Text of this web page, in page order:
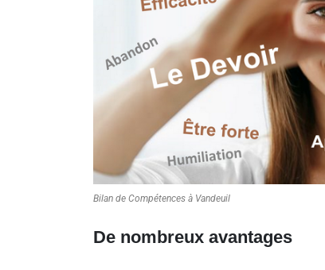
Bilan de Compétences à Vandeuil
De nombreux avantages